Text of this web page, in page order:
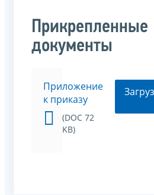
Прикрепленные
документы
Приложение
к приказу
(DOC 72
KB)